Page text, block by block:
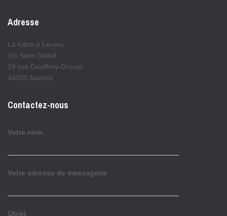
Adresse
La luttre à Leuleu
c/o Sans Shérif
18 rue Geoffroy-Drouet
44000 Nantes
Contactez-nous
Votre nom
Votre adresse de messagerie
Objet